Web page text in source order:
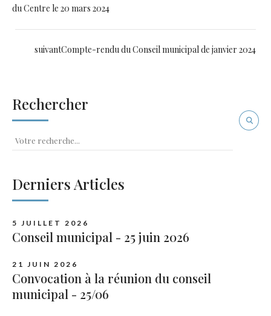
du Centre le 20 mars 2024
suivantCompte-rendu du Conseil municipal de janvier 2024
Rechercher
Derniers Articles
5 JUILLET 2026
Conseil municipal - 25 juin 2026
21 JUIN 2026
Convocation à la réunion du conseil
municipal - 25/06